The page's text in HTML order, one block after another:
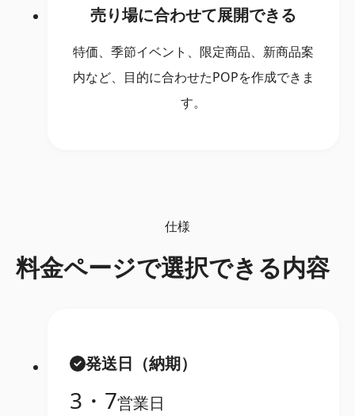
売り場に合わせて展開できる
特価、季節イベント、限定商品、新商品案
内など、目的に合わせたPOPを作成できま
す。
仕様
料金ページで選択できる内容
発送日（納期）
3・7営業日